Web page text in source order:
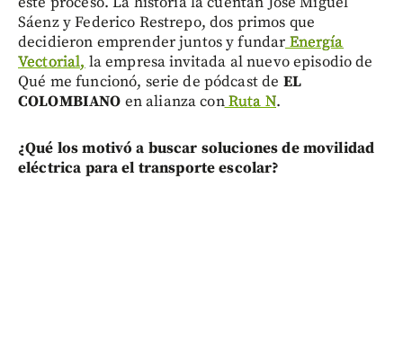
Sáenz y Federico Restrepo, dos primos que
decidieron emprender juntos y fundar Energía
Vectorial, la empresa invitada al nuevo episodio de
Qué me funcionó, serie de pódcast de EL
COLOMBIANO en alianza conRuta N.
¿Qué los motivó a buscar soluciones de movilidad
eléctrica para el transporte escolar?